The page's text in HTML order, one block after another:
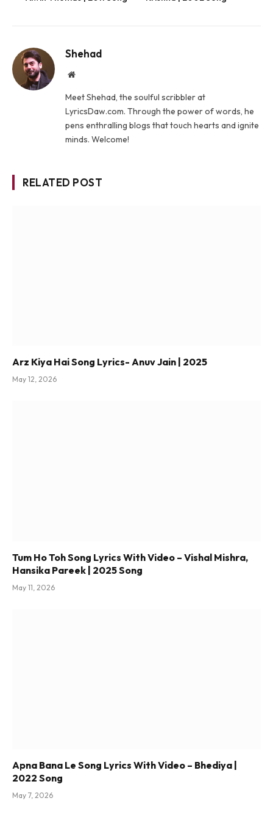
Shehad
Website
Meet Shehad, the soulful scribbler at
LyricsDaw.com. Through the power of words, he
pens enthralling blogs that touch hearts and ignite
minds. Welcome!
RELATED POST
Arz Kiya Hai Song Lyrics- Anuv Jain | 2025
May 12, 2026
Tum Ho Toh Song Lyrics With Video – Vishal Mishra,
Hansika Pareek | 2025 Song
May 11, 2026
Apna Bana Le Song Lyrics With Video – Bhediya |
2022 Song
May 7, 2026